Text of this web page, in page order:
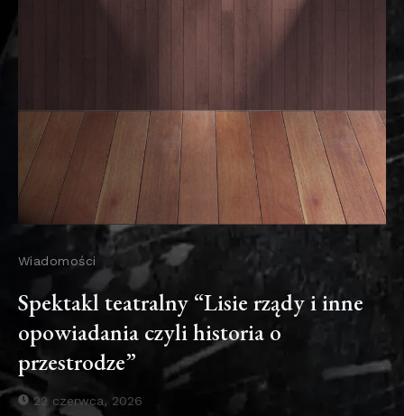
Wiadomości
Spektakl teatralny “Lisie rządy i inne
opowiadania czyli historia o
przestrodze”
22 czerwca, 2026